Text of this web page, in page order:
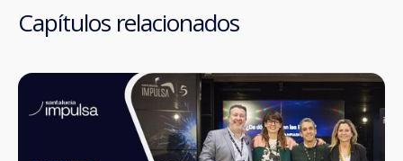
Capítulos relacionados